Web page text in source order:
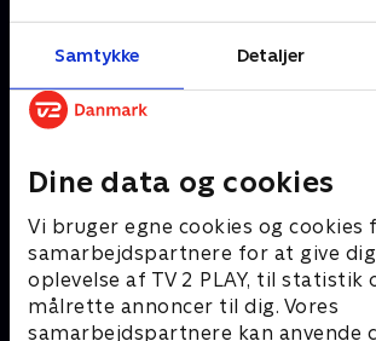
Samtykke Detaljer
Dine data og cookies
Vi bruger egne cookies og cookies
samarbejdspartnere for at give
oplevelse af TV 2 PLAY, til statistik
målrette annoncer til dig. Vores
samarbejdspartnere kan anvende
Kræver tilkøb
Mere indhold fra Disney+